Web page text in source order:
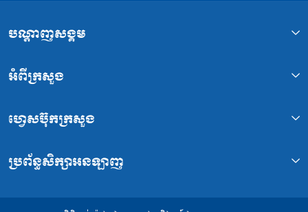
បណ្ដាញសង្គម
អំពីក្រសួង
ហ្វេសប៊ុកក្រសួង
ប្រព័ន្ធសិក្សាអនឡាញ